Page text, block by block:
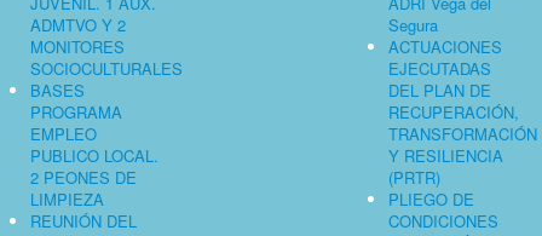
ADMTVO Y 2
MONITORES
SOCIOCULTURALES
BASES
PROGRAMA
EMPLEO
PUBLICO LOCAL.
2 PEONES DE
LIMPIEZA
REUNIÓN DEL
Segura
ACTUACIONES
EJECUTADAS
DEL PLAN DE
RECUPERACIÓN,
TRANSFORMACIÓN
Y RESILIENCIA
(PRTR)
PLIEGO DE
CONDICIONES